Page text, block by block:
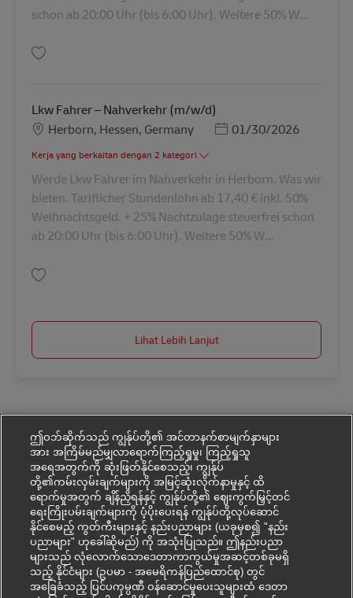
schon ab 20:00 Uhr (bis 6:00 Uhr). Weitere 50% W...
Lkw Fahrer – Nahverkehr (m/w/d)
LokasiHerborn, Hessen, Germany Posted Date
01/30/2026
Kerja yang berkaitan dengan 2 kategori
Werde Lkw Fahrer im Nahverkehr in Herborn. Was wir
bieten. Tariflicher Stundenlohn ab 17,40 € inkl. 50%
Weihnachtsgeld. + 25% Nachtzulage steuerfrei schon
ab 20:00 Uhr (bis 6:00 Uhr). Weitere 50% W...
Lihat Lebih Lanjut
ဤဝဘ်ဆိုက်သည် ကျွန်ုပ်တို့၏ အင်တာနက်စာမျက်နှာများ
အား အကြိမ်မည်မျှလာရောက်ကြည့်ရှုမှု၊ ကြည့်ရှုသူ
အရေအတွက်ကို ဆုံးဖြတ်နိုင်စေသည့်၊ ကျွန်ုပ်
တို့၏ကမ်းလှမ်းချက်များကို အမြင့်ဆုံးလိုက်နာမှုနှင့် ထိ
ရောက်မှုအတွက် ချိန်ညှိရန်နှင့် ကျွန်ုပ်တို့၏ ဈေးကွက်မြှင့်တင်
ရေးကြိုးပမ်းချက်များကို ပံ့ပိုးပေးရန် ကျွန်ုပ်တို့လုပ်ဆောင်
နိုင်စေမည့် ကွတ်ကီးများနှင့် နည်းပညာများ (ယခုမှစ၍ "နည်း
ပညာများ" ဟုခေါ်ဆိုမည်) ကို အသုံးပြုသည်။ ဤနည်းပညာ
များသည် လုံလောက်သောဒေတာကာကွယ်မှုအဆင့်တစ်ခုမရှိ
သည့် နိုင်ငံများ (ဥပမာ - အမေရိကန်ပြည်ထောင်စု) တွင်
အခြေခံသည့် ပြင်ပကုမ္ပဏီ ဝန်ဆောင်မှုပေးသူများထံ ဒေတာ